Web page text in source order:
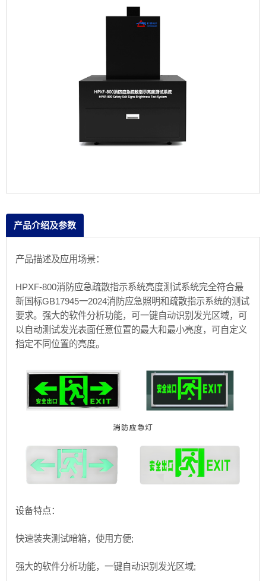
产品介绍及参数
产品描述及应用场景：
HPXF-800消防应急疏散指示系统亮度测试系统完全符合最
新国标GB17945一2024消防应急照明和疏散指示系统的测试
要求。强大的软件分析功能，可一键自动识别发光区域，可
以自动测试发光表面任意位置的最大和最小亮度，可自定义
指定不同位置的亮度。
设备特点：
快速装夹测试暗箱，使用方便;
强大的软件分析功能，一键自动识别发光区域;